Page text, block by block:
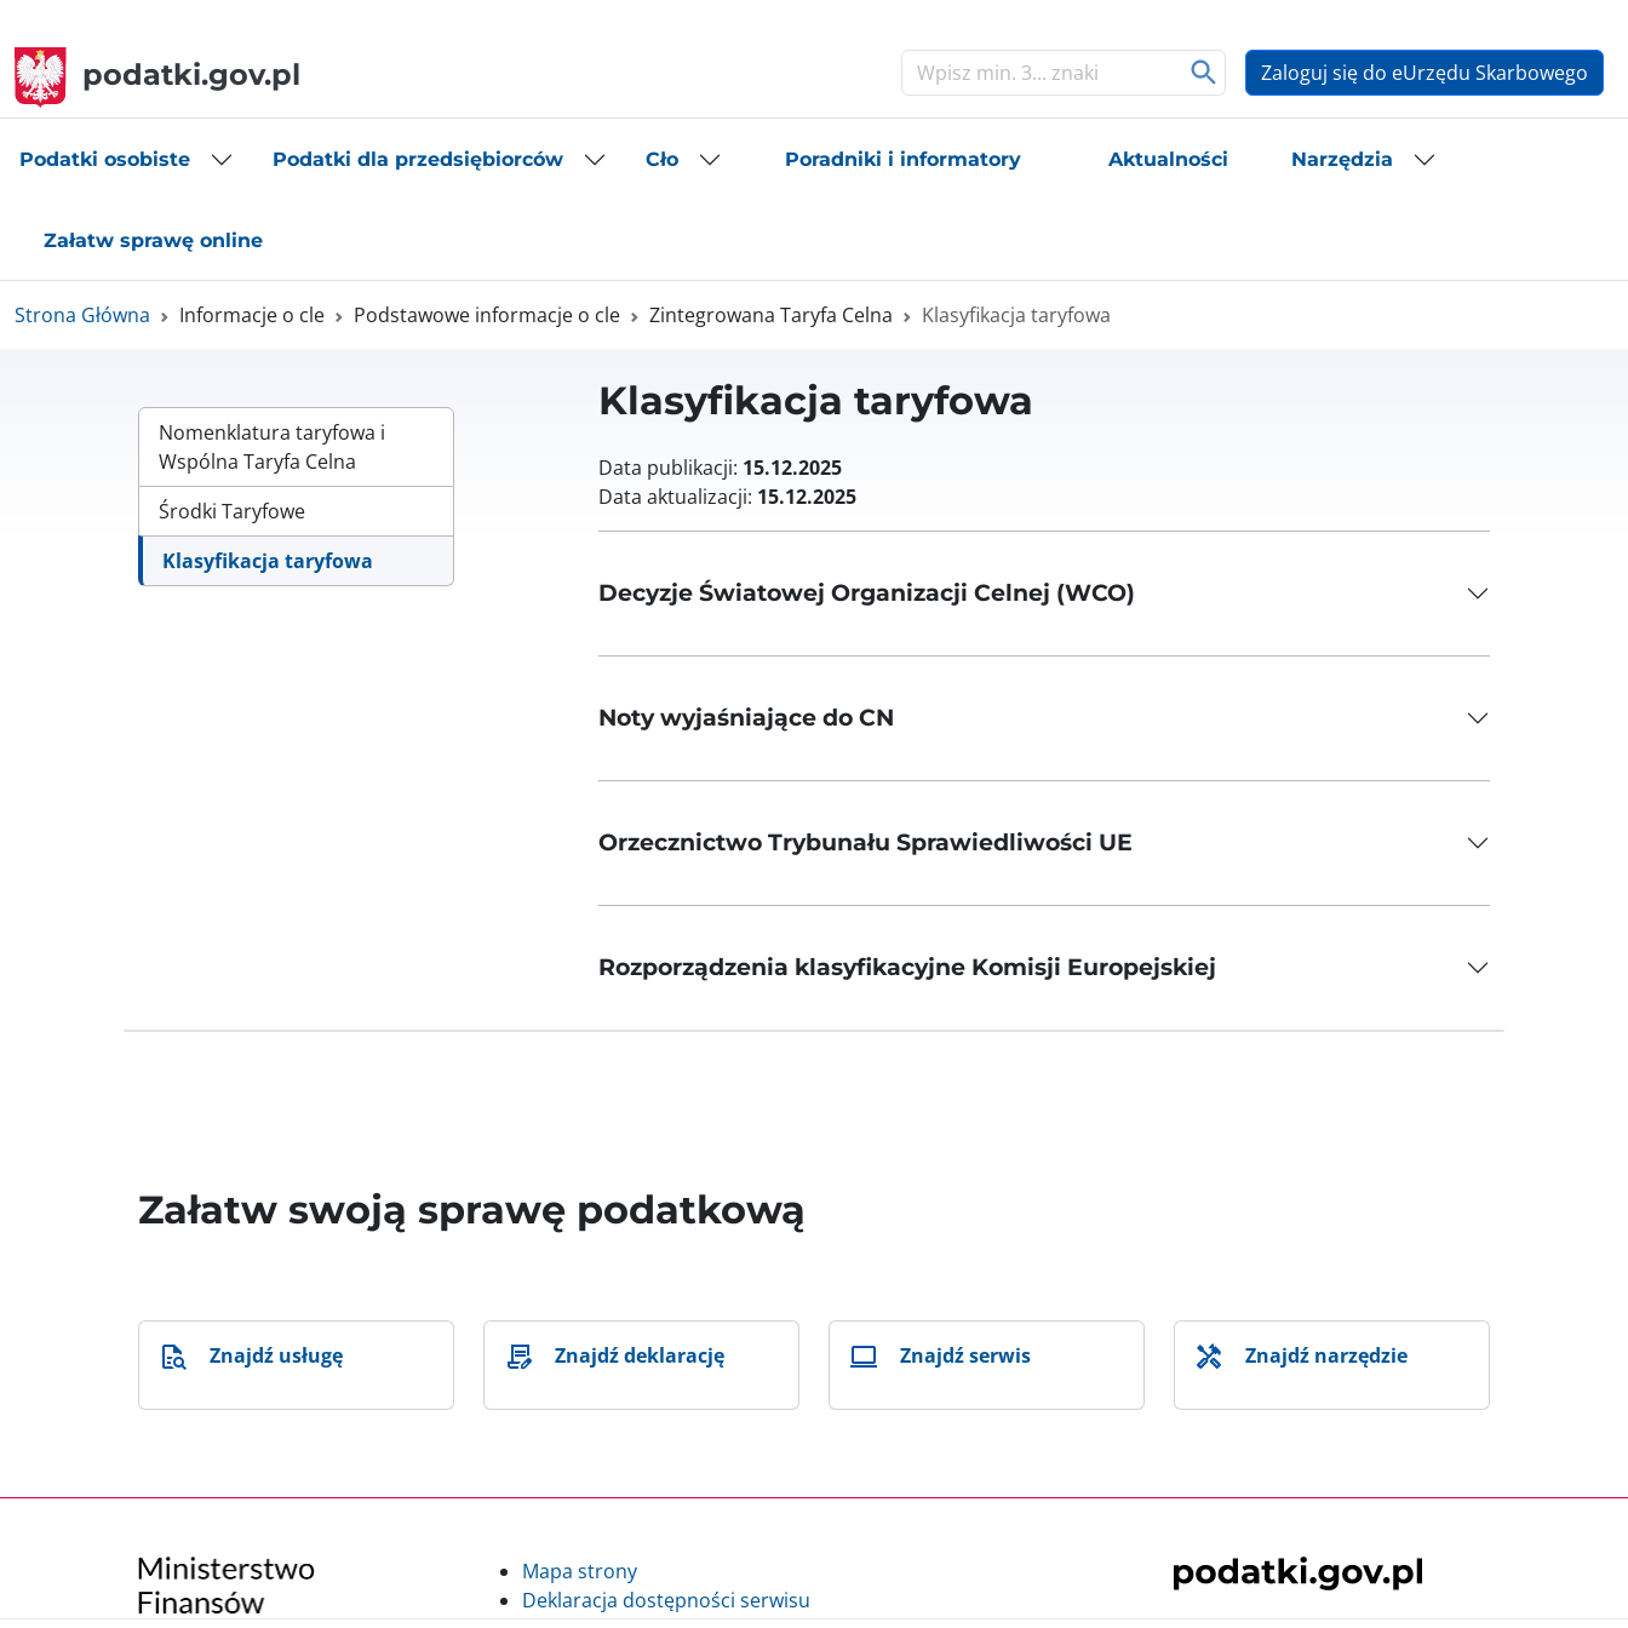
podatki.gov.pl Zaloguj się do eUrzędu Skarbowego
Podatki osobiste Podatki dla przedsiębiorców Cło Poradniki i informatory Aktualności Narzędzia
Załatw sprawę online
Strona Główna Informacje o cle Podstawowe informacje o cle Zintegrowana Taryfa Celna Klasyfikacja taryfowa
Nomenklatura taryfowa i
Wspólna Taryfa Celna
Środki Taryfowe
Klasyfikacja taryfowa
Klasyfikacja taryfowa
Data publikacji: 15.12.2025
Data aktualizacji: 15.12.2025
Decyzje Światowej Organizacji Celnej (WCO)
Noty wyjaśniające do CN
Orzecznictwo Trybunału Sprawiedliwości UE
Rozporządzenia klasyfikacyjne Komisji Europejskiej
Załatw swoją sprawę podatkową
Znajdź usługę Znajdź deklarację Znajdź serwis Znajdź narzędzie
Mapa strony
Deklaracja dostępności serwisu